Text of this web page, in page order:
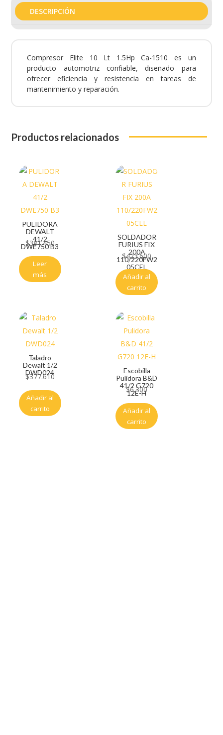
DESCRIPCIÓN
Compresor Elite 10 Lt 1.5Hp Ca-1510 es un
producto automotriz confiable, diseñado para
ofrecer eficiencia y resistencia en tareas de
mantenimiento y reparación.
Productos relacionados
PULIDORA
DEWALT
41/2
DWE750 B3
$381.450
Leer
más
SOLDADOR
FURIUS FIX
200A
110/220FW2
05CEL
$423.600
Añadir al
carrito
Taladro
Dewalt 1/2
DWD024
$377.610
Añadir al
carrito
Escobilla
Pulidora B&D
41/2 G720
12E-H
$6.300
Añadir al
carrito